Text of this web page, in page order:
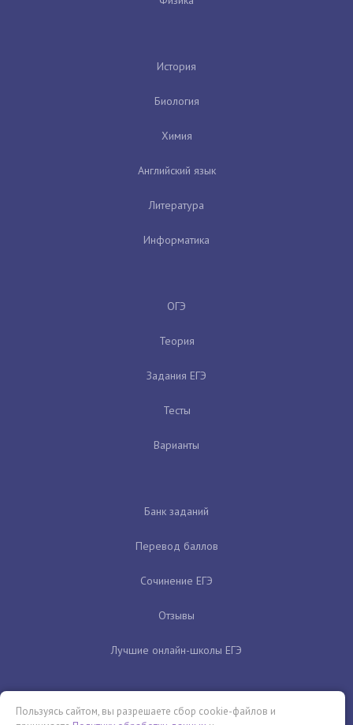
История
Биология
Химия
Английский язык
Литература
Информатика
ОГЭ
Теория
Задания ЕГЭ
Тесты
Варианты
Банк заданий
Перевод баллов
Сочинение ЕГЭ
Отзывы
Лучшие онлайн-школы ЕГЭ
Пользуясь сайтом, вы разрешаете сбор cookie-файлов и